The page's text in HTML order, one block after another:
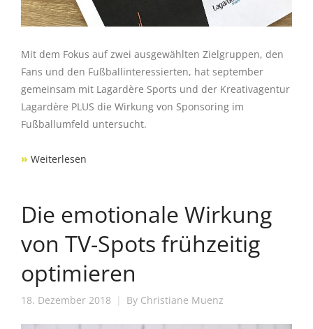
Mit dem Fokus auf zwei ausgewählten Zielgruppen, den
Fans und den Fußballinteressierten, hat september
gemeinsam mit Lagardère Sports und der Kreativagentur
Lagardère PLUS die Wirkung von Sponsoring im
Fußballumfeld untersucht.
» Weiterlesen
Die emotionale Wirkung
von TV-Spots frühzeitig
optimieren
18. Dezember 2018 By Christiane Muenz